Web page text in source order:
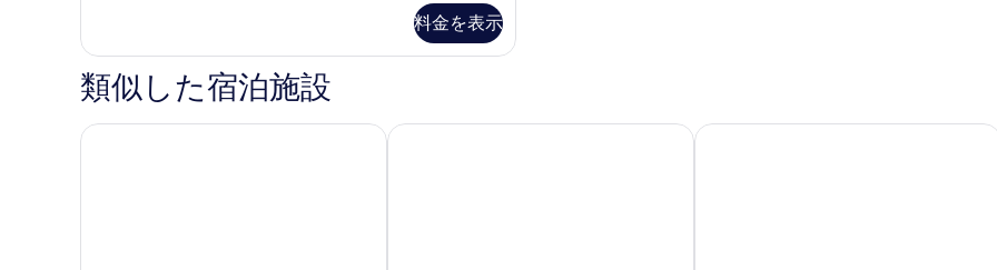
て
の
写
真
View
の
詳
細
料金を表示
類似した宿泊施設
シャングリ・ラ チェンマイ チェンマイ マリオット ホテル メリア チェンマイ